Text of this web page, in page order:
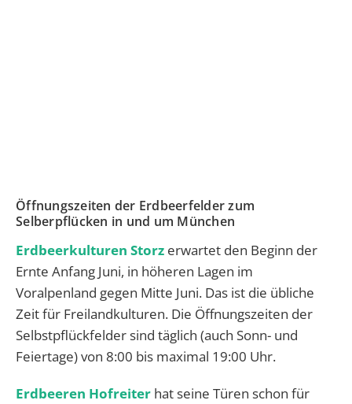
Öffnungszeiten der Erdbeerfelder zum
Selberpflücken in und um München
Erdbeerkulturen Storz erwartet den Beginn der
Ernte Anfang Juni, in höheren Lagen im
Voralpenland gegen Mitte Juni. Das ist die übliche
Zeit für Freilandkulturen. Die Öffnungszeiten der
Selbstpflückfelder sind täglich (auch Sonn- und
Feiertage) von 8:00 bis maximal 19:00 Uhr.
Erdbeeren Hofreiter hat seine Türen schon für